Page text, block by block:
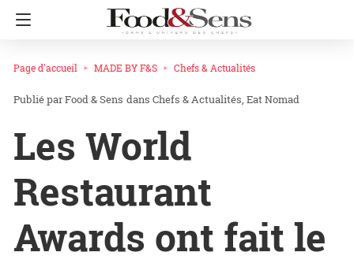
Page d'accueil MADE BY F&S Chefs & Actualités
Food & Sens dans Chefs & Actualités Eat Nomad
Les World
Restaurant
Awards ont fait le